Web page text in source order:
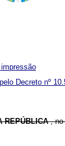
pelo Decreto nº
REPÚBLICA, no